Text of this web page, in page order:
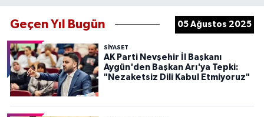
Geçen Yıl Bugün 05 Ağustos 2025
SIYASET
AK Parti Nevşehir İl Başkanı
Aygün'den Başkan Arı'ya Tepki:
"Nezaketsiz Dili Kabul Etmiyoruz"